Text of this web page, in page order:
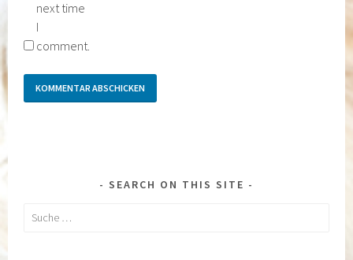
next time
I
comment.
SEARCH ON THIS SITE
Suche